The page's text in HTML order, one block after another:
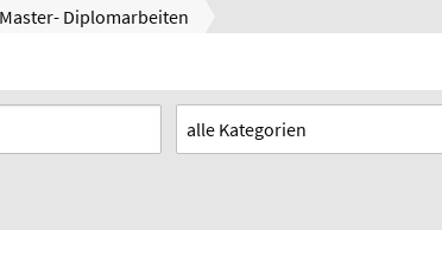
Master- Diplomarbeiten